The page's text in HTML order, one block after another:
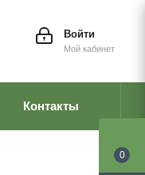
Войти
Мой кабинет
Контакты
0